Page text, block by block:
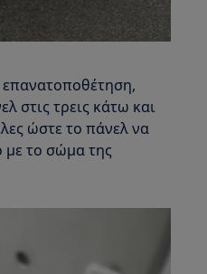
στις τρεις κάτω και
ώστε το πάνελ να
με το σώμα της